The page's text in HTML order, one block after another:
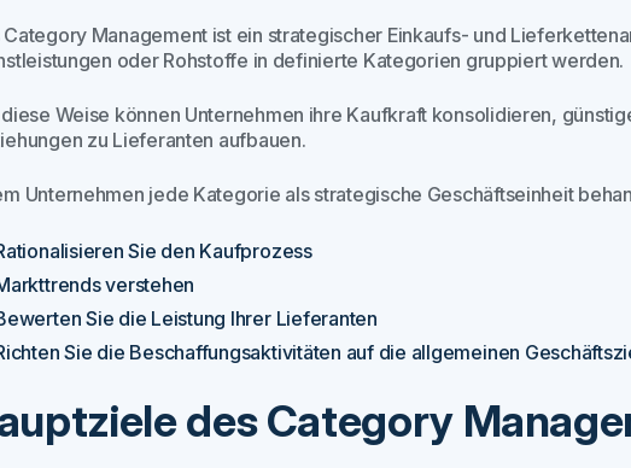
Category Management ist ein strategischer Einkaufs- und
oder Rohstoffe in definierte Kategorien gruppiert werden.
Weise können Unternehmen ihre Kaufkraft konsolidieren,
zu Lieferanten aufbauen.
Unternehmen jede Kategorie als strategische Geschäftseinheit
Sie den Kaufprozess
verstehen
Sie die Leistung Ihrer Lieferanten
Sie die Beschaffungsaktivitäten auf die allgemeinen
des Category